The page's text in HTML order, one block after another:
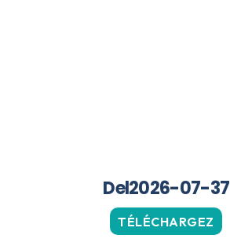
Del2026-07-37
TÉLÉCHARGEZ